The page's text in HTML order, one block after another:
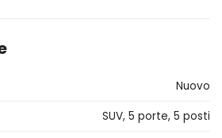
Nuovo
SUV, 5 porte, 5 posti